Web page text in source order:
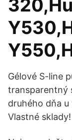
Gélové S-line
transparentný
druhého dňa u
Vlastné sklady!